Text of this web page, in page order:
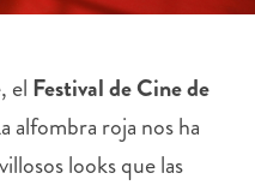
el Festival de Cine de
alfombra roja nos ha
looks que las